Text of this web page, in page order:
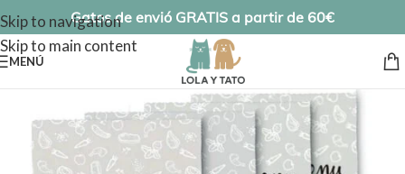
Skip to navigation
Skip to main content
Gatos de envió GRATIS a partir de 60€
MENÚ